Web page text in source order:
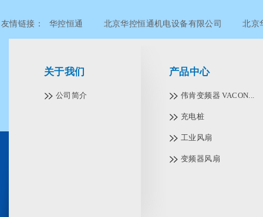
友情链接： 华控恒通 北京华控恒通机电设备有限公司 北京
关于我们
公司简介
产品中心
伟肯变频器 VACON...
充电桩
工业风扇
变频器风扇